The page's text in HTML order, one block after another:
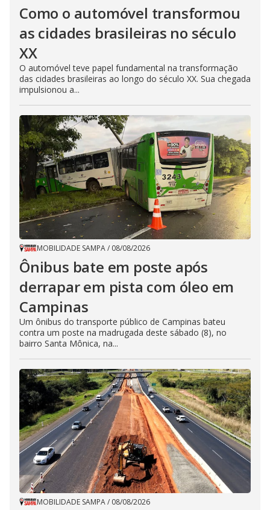
Como o automóvel transformou
as cidades brasileiras no século
XX
O automóvel teve papel fundamental na transformação
das cidades brasileiras ao longo do século XX. Sua chegada
impulsionou a...
MOBILIDADE SAMPA/ 08/08/2026
Ônibus bate em poste após
derrapar em pista com óleo em
Campinas
Um ônibus do transporte público de Campinas bateu
contra um poste na madrugada deste sábado (8), no
bairro Santa Mônica, na...
MOBILIDADE SAMPA/ 08/08/2026